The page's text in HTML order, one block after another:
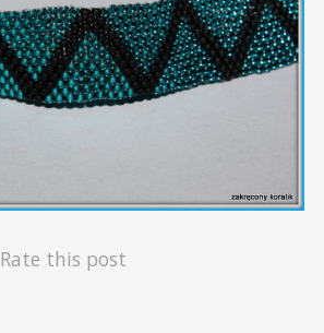
Rate this post